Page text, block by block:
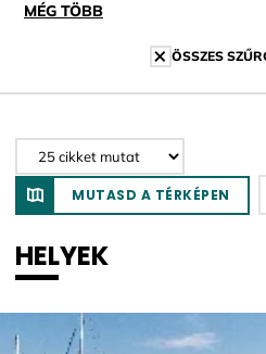
MÉG TÖBB
ÖSSZES
MUTASD A TÉRKÉPEN
HELYEK